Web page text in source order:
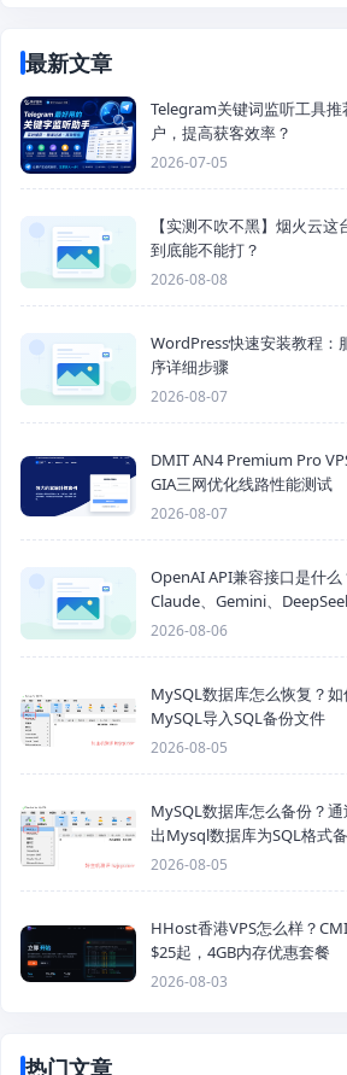
最新文章
Telegram关键词监听工具
户，提高获客效率？
2026-07-05
【实测不吹不黑】烟火云这
到底能不能打？
2026-08-08
WordPress快速安装教程：
序详细步骤
2026-08-07
DMIT AN4 Premium Pro
GIA三网优化线路性能测试
2026-08-07
OpenAI API兼容接口是什么
Claude、Gemini、
2026-08-06
MySQL数据库怎么恢复？
MySQL导入SQL备份文件
2026-08-05
MySQL数据库怎么备份？
出Mysql数据库为SQL格式
2026-08-05
HHost香港VPS怎么样？
$25起，4GB内存优惠套餐
2026-08-03
热门文章